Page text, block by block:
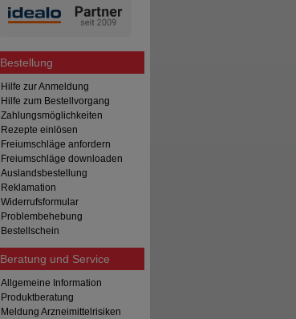
Bestellung
Hilfe zur Anmeldung
Hilfe zum Bestellvorgang
Zahlungsmöglichkeiten
Rezepte einlösen
Freiumschläge anfordern
Freiumschläge downloaden
Auslandsbestellung
Reklamation
Widerrufsformular
Problembehebung
Bestellschein
Beratung und Service
Allgemeine Information
Produktberatung
Meldung Arzneimittelrisiken